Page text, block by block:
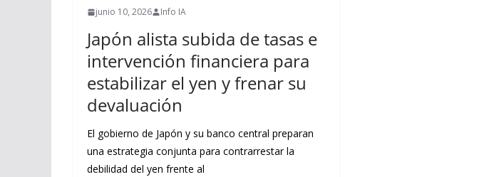
junio 10, 2026 Info IA
Japón alista subida de tasas e
intervención financiera para
estabilizar el yen y frenar su
devaluación
El gobierno de Japón y su banco central preparan
una estrategia conjunta para contrarrestar la
debilidad del yen frente al